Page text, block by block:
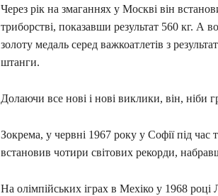
Через рік на змаганнях у Москві він
триборстві, показавши результат 560 кг. А
золоту медаль серед важкоатлетів з
штанги.
Долаючи все нові і нові виклики, він, ніби
Зокрема, у червні 1967 року у Софії під час
встановив чотири світових рекорди,
На олімпійських іграх в Мехіко у 1968 році